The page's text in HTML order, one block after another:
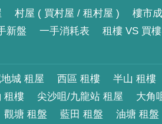
村屋 ( 買村屋 / 租村屋 ) 樓市
新盤 一手消耗表 租樓 VS 買樓
城 租屋 西區 租樓 半山 租樓
租樓 尖沙咀/九龍站 租屋 大角
觀塘 租盤 藍田 租盤 油塘 租盤